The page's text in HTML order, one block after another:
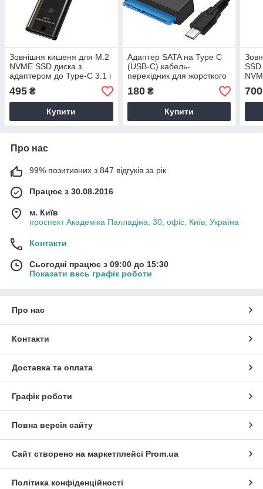
Зовнішня кишеня для M.2
NVME SSD диска з
адаптером до Type-C 3.1 і
USB — перехідник M2
USB/Type-C
495 ₴
Купити
Адаптер SATA на Type C
(USB-C) кабель-
перехідник для жорсткого
диска 2.5/3.5 — САТА Тип
С шнур для SSD/HDD
180₴
Купити
SSD
700
Про нас
99% позитивних з 847 відгуків за рік
Працює з 30.08.2016
м. Київ
проспект Академіка Палладіна, 30, офіс, Київ, Україна
Контакти
Сьогодні працює з 09:00 до 15:30
Показати весь графік роботи
Про нас
Контакти
Доставка та оплата
Графік роботи
Повна версія сайту
Сайт створено на маркетплейсі Prom.ua
Політика конфіденційності